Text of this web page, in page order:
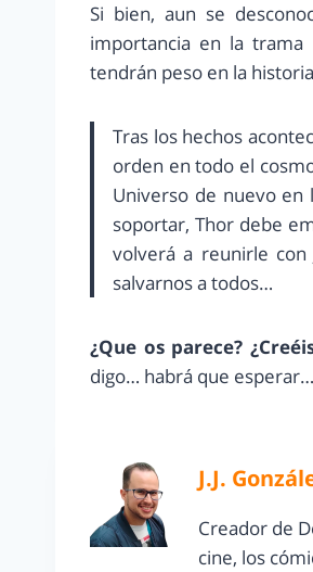
Si bien, aun se
importancia en la trama
tendrán peso en la
Tras los hechos
orden en todo el
Universo de nuevo en
soportar, Thor debe
volverá a reunirle con
salvarnos a todos…
¿Que os parece?
digo… habrá que esperar…
J.J.
Creador de
cine, los